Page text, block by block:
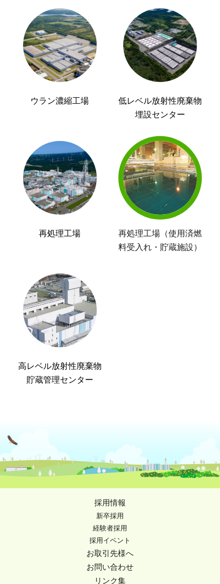
ウラン濃縮工場
低レベル放射性廃棄物
埋設センター
再処理工場
再処理工場（使用済燃
料受入れ・貯蔵施設）
高レベル放射性廃棄物
貯蔵管理センター
採用情報
新卒採用
経験者採用
採用イベント
お取引先様へ
お問い合わせ
リンク集